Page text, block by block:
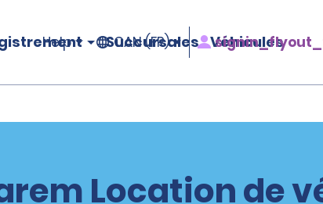
Succursales Véhicules
Help CAN (FR)
Location de